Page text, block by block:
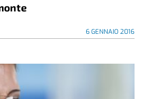
6 GENNAIO 2016